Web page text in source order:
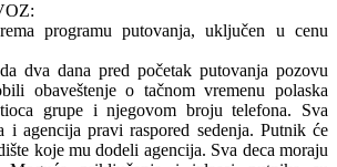
programu putovanja, uključen u cenu
dva dana pred početak putovanja pozovu
obaveštenje o tačnom vremenu polaska
grupe i njegovom broju telefona. Sva
i agencija pravi raspored sedenja. Putnik će
koje mu dodeli agencija. Sva deca moraju